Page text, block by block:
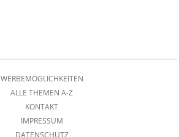
WERBEMÖGLICHKEITEN
ALLE THEMEN A-Z
KONTAKT
IMPRESSUM
DATENSCHUTZ